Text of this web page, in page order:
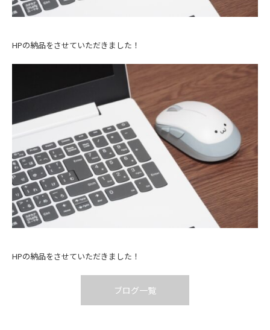
HPの納品をさせていただきました！
HPの納品をさせていただきました！
ブログ一覧